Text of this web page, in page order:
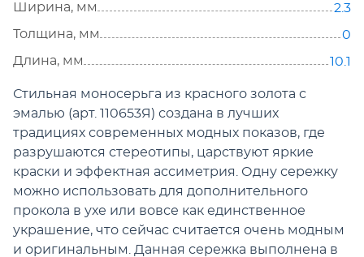
Ширина, мм
2.3
Толщина, мм
0
Длина, мм
10.1
Стильная моносерьга из красного золота с
эмалью (арт. 110653Я) создана в лучших
традициях современных модных показов, где
разрушаются стереотипы, царствуют яркие
краски и эффектная ассиметрия. Одну сережку
можно использовать для дополнительного
прокола в ухе или вовсе как единственное
украшение, что сейчас считается очень модным
и оригинальным. Данная сережка выполнена в